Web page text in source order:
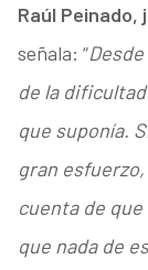
Raúl
señala: “
de la
que suponía.
gran
cuenta de
que nada de